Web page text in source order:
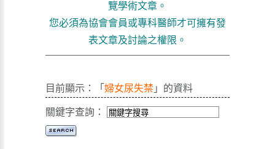
覽學術文章。
您必須為協會會員或專科醫師才可擁有發
表文章及討論之權限。
目前顯示：「 婦女尿失禁 」的資料
關鍵字查詢：